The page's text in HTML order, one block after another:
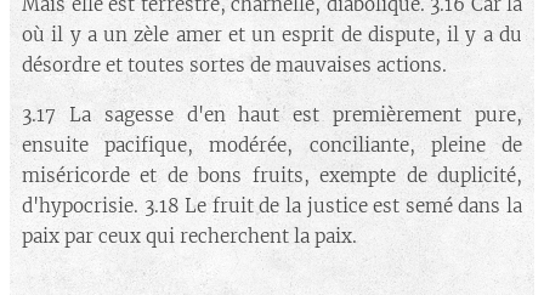
où il y a un zèle amer et un esprit de dispute, il y a du
désordre et toutes sortes de mauvaises actions.
3.17 La sagesse d'en haut est premièrement pure,
ensuite pacifique, modérée, conciliante, pleine de
miséricorde et de bons fruits, exempte de duplicité,
d'hypocrisie. 3.18 Le fruit de la justice est semé dans la
paix par ceux qui recherchent la paix.